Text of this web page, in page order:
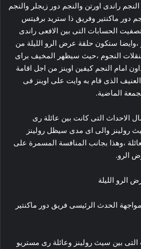
راندى اورتن والنجم دور زيجلر والنجم
دور ماكنتير وفريق ذا ستريد برفيتس
الحسابات التى بين الافعى راندى
،وايضا ستكون حلقة عرض الرو الليلة من
النجوم ،حيث سيظهر المخيف براى
امام النجم كيفين اوينز من اجل اقامة
الذى قام به وايت على اوينز فى
الماضية.
الاحداث التى كانت بين عائلة رى
رولينز والى اى مدى سيظل رولينز
،وهذا بجانب المنافسة المسمرة على
الرو.
الرو الليلة
الحدث الرئيسى فريق دور ماكنتير
بين سيث رولينز وعائلة رى مستريو